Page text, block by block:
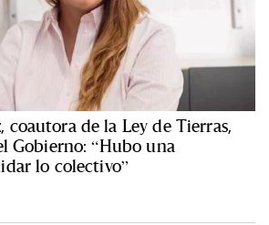
coautora de la Ley de Tierras,
Gobierno: “Hubo una
lo colectivo”